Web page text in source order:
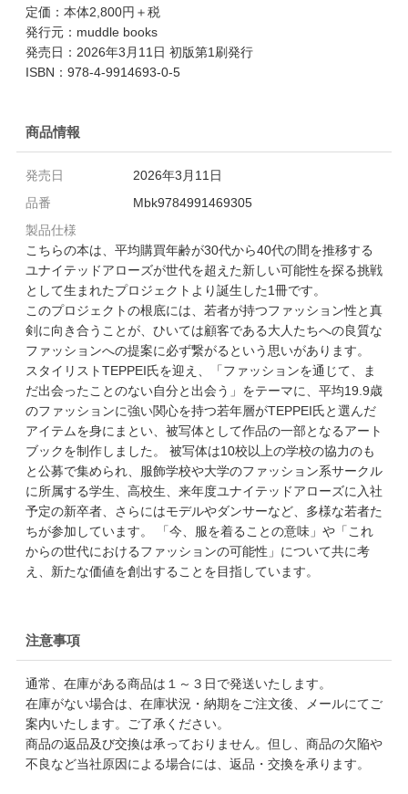
定価：本体2,800円＋税
発行元：muddle books
発売日：2026年3月11日 初版第1刷発行
ISBN：978-4-9914693-0-5
商品情報
発売日
2026年3月11日
品番
Mbk9784991469305
製品仕様
こちらの本は、平均購買年齢が30代から40代の間を推移する
ユナイテッドアローズが世代を超えた新しい可能性を探る挑戦
として生まれたプロジェクトより誕生した1冊です。
このプロジェクトの根底には、若者が持つファッション性と真
剣に向き合うことが、ひいては顧客である大人たちへの良質な
ファッションへの提案に必ず繋がるという思いがあります。
スタイリストTEPPEI氏を迎え、「ファッションを通じて、ま
だ出会ったことのない自分と出会う」をテーマに、平均19.9歳
のファッションに強い関心を持つ若年層がTEPPEI氏と選んだ
アイテムを身にまとい、被写体として作品の一部となるアート
ブックを制作しました。 被写体は10校以上の学校の協力のも
と公募で集められ、服飾学校や大学のファッション系サークル
に所属する学生、高校生、来年度ユナイテッドアローズに入社
予定の新卒者、さらにはモデルやダンサーなど、多様な若者た
ちが参加しています。 「今、服を着ることの意味」や「これ
からの世代におけるファッションの可能性」について共に考
え、新たな価値を創出することを目指しています。
注意事項
通常、在庫がある商品は１～３日で発送いたします。
在庫がない場合は、在庫状況・納期をご注文後、メールにてご
案内いたします。ご了承ください。
商品の返品及び交換は承っておりません。但し、商品の欠陥や
不良など当社原因による場合には、返品・交換を承ります。